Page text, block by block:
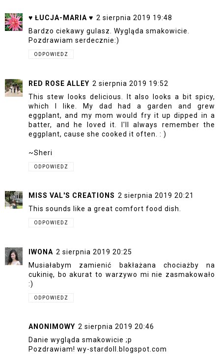
♥ ŁUCJA-MARIA ♥ 2 sierpnia 2019 19:48
Bardzo ciekawy gulasz. Wygląda smakowicie.
Pozdrawiam serdecznie:)
ODPOWIEDZ
RED ROSE ALLEY 2 sierpnia 2019 19:52
This stew looks delicious. It also looks a bit spicy,
which I like. My dad had a garden and grew
eggplant, and my mom would fry it up dipped in a
batter, and he loved it. I'll always remember the
eggplant, cause she cooked it often. : )
~Sheri
ODPOWIEDZ
MISS VAL'S CREATIONS 2 sierpnia 2019 20:21
This sounds like a great comfort food dish.
ODPOWIEDZ
IWONA 2 sierpnia 2019 20:25
Musiałabym zamienić bakłażana chociażby na
cukinię, bo akurat to warzywo mi nie zasmakowało
:)
ODPOWIEDZ
ANONIMOWY 2 sierpnia 2019 20:46
Danie wygląda smakowicie ;p
Pozdrawiam! wy-stardoll.blogspot.com